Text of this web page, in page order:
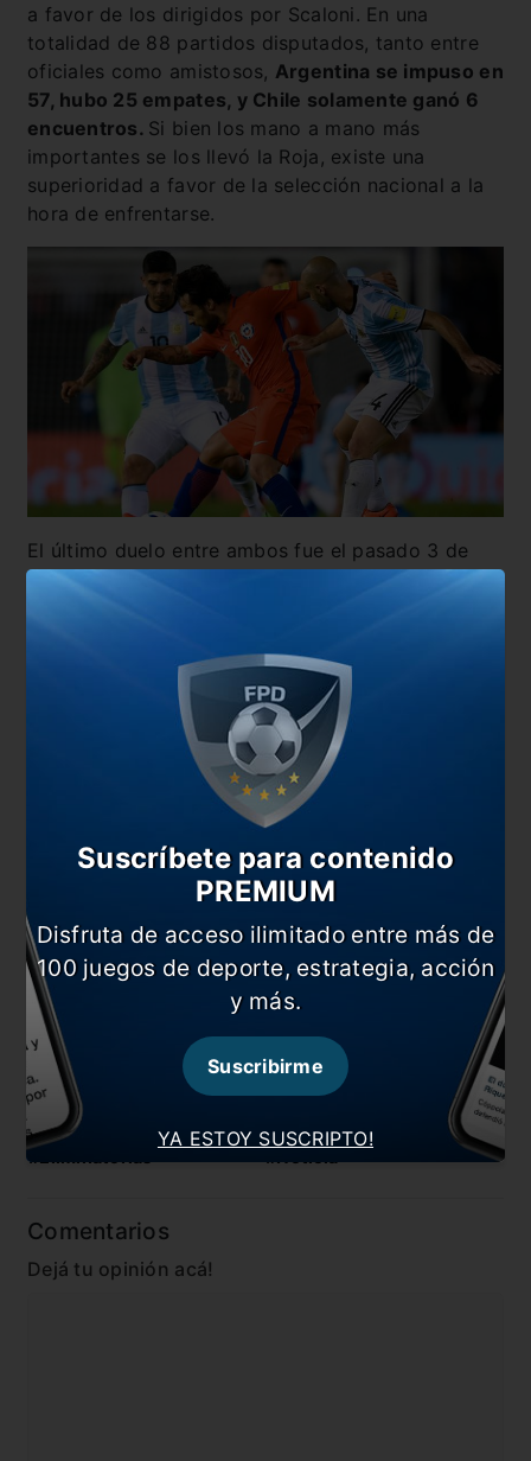
a favor de los dirigidos por Scaloni. En una
totalidad de 88 partidos disputados, tanto entre
oficiales como amistosos, Argentina se impuso en
57, hubo 25 empates, y Chile solamente ganó 6
encuentros. Si bien los mano a mano más
importantes se los llevó la Roja, existe una
superioridad a favor de la selección nacional a la
hora de enfrentarse.
El último duelo entre ambos fue el pasado 3 de
junio, cuando se enfrentaron por séptima fecha de
enfrentado en el duelo por el tercer y cuarto
puesto de la Copa America Brasil 2019,
Argentina venció 2 a 1 y se quedó con la medalla
También te puede interesar
Argentina empató ante Chile
Dos bajas por COVID-19 en la terna de Argentina vs
Chile
Ya están confirmadas las sedes y los horarios de la
En esta nota:
#Argentina
#Eliminatorias
Comentarios
Dejá tu opinión acá!
YA ESTOY SUSCRIPTO!
Suscríbete para contenido
PREMIUM
Disfruta de acceso ilimitado entre más de
100 juegos de deporte, estrategia, acción
y más.
Suscribirme